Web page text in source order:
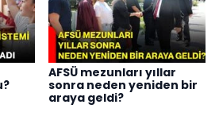
AFSÜ mezunları yıllar
sonra neden yeniden bir
araya geldi?